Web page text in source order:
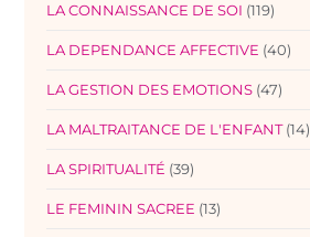
LA CONNAISSANCE DE SOI (119)
LA DEPENDANCE AFFECTIVE (40)
LA GESTION DES EMOTIONS (47)
LA MALTRAITANCE DE L'ENFANT (14)
LA SPIRITUALITÉ (39)
LE FEMININ SACREE (13)